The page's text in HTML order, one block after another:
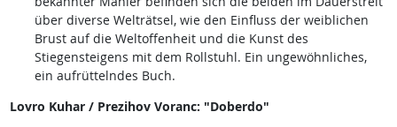
über diverse Welträtsel, wie den Einfluss der weiblichen
Brust auf die Weltoffenheit und die Kunst des
Stiegensteigens mit dem Rollstuhl. Ein ungewöhnliches,
ein aufrüttelndes Buch.
Lovro Kuhar / Prezihov Voranc: "Doberdo"